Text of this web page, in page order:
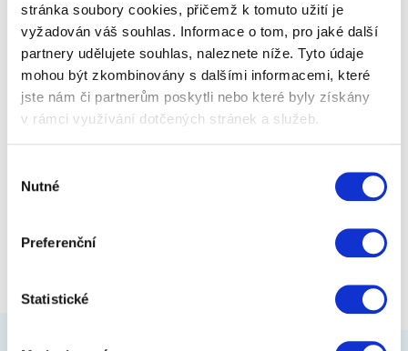
stránka soubory cookies, přičemž k tomuto užití je
vyžadován váš souhlas. Informace o tom, pro jaké další
partnery udělujete souhlas, naleznete níže. Tyto údaje
mohou být zkombinovány s dalšími informacemi, které
jste nám či partnerům poskytli nebo které byly získány
v rámci využívání dotčených stránek a služeb.
souhlasu
Nutné
Preferenční
Statistické
829 Kč Zobrazit více